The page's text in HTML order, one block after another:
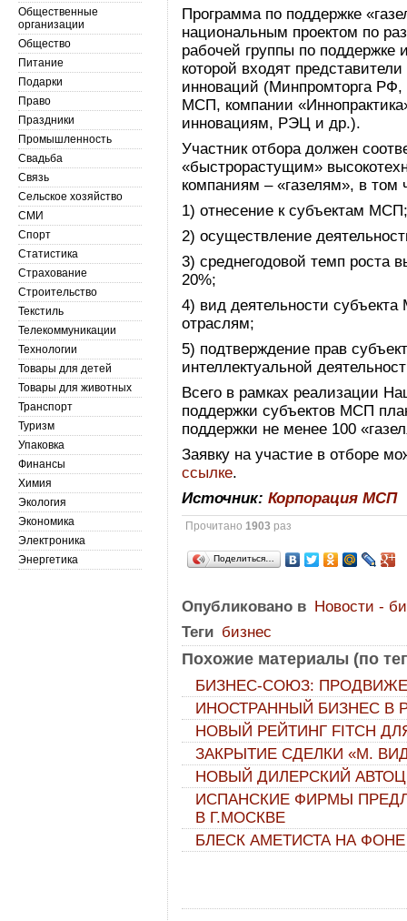
Программа по поддержке
национальным проектом по
рабочей группы по поддержке
которой входят
инноваций (Минпромторга
МСП, компании
инновациям, РЭЦ и др.).
Участник отбора должен
«быстрорастущим»
компаниям – «газелям», в том
1) отнесение к субъектам
2) осуществление
3) среднегодовой темп роста
20%;
4) вид деятельности
отраслям;
5) подтверждение прав
интеллектуальной
Всего в рамках реализации
поддержки субъектов МСП
поддержки не менее 100
Заявку на участие в отборе
ссылке.
Источник:Корпорация МСП
Прочитано1903 раз
Поделиться…
Опубликовано в Новости -
Теги бизнес
Похожие материалы (по
БИЗНЕС-СОЮЗ:
ИНОСТРАННЫЙ БИЗНЕС В
НОВЫЙ РЕЙТИНГ FITCH
ЗАКРЫТИЕ СДЕЛКИ «М.
НОВЫЙ ДИЛЕРСКИЙ
ИСПАНСКИЕ ФИРМЫ
В Г.МОСКВЕ
БЛЕСК АМЕТИСТА НА
Общественные
организации
Общество
Питание
Подарки
Право
Праздники
Промышленность
Свадьба
Связь
Сельское хозяйство
СМИ
Спорт
Статистика
Страхование
Строительство
Текстиль
Телекоммуникации
Технологии
Товары для детей
Товары для животных
Транспорт
Туризм
Упаковка
Финансы
Химия
Экология
Экономика
Электроника
Энергетика